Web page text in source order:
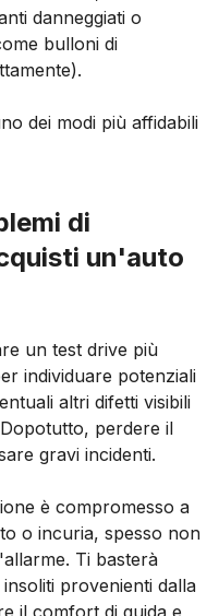
danneggiati o
bulloni di
dei modi più affidabili
di
un'auto
un test drive più
individuare potenziali
altri difetti visibili
perdere il
gravi incidenti.
è compromesso a
o incuria, spesso non
Ti basterà
provenienti dalla